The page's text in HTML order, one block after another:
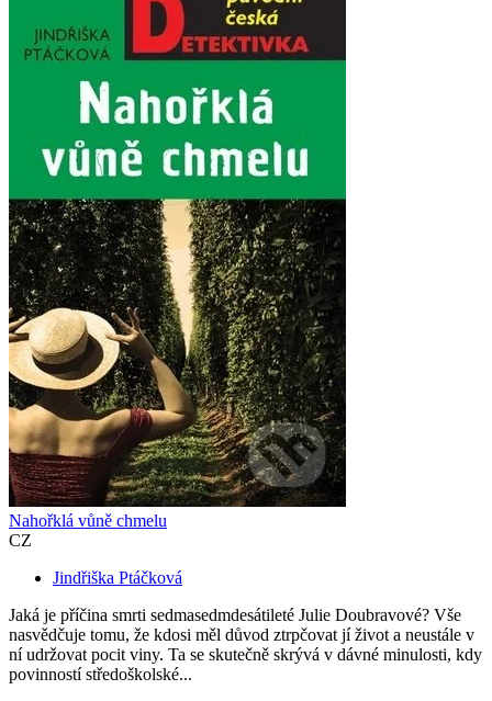
Nahořklá vůně chmelu
CZ
Jindřiška Ptáčková
Jaká je příčina smrti sedmasedmdesátileté Julie Doubravové? Vše
nasvědčuje tomu, že kdosi měl důvod ztrpčovat jí život a neustále v
ní udržovat pocit viny. Ta se skutečně skrývá v dávné minulosti, kdy
povinností středoškolské...